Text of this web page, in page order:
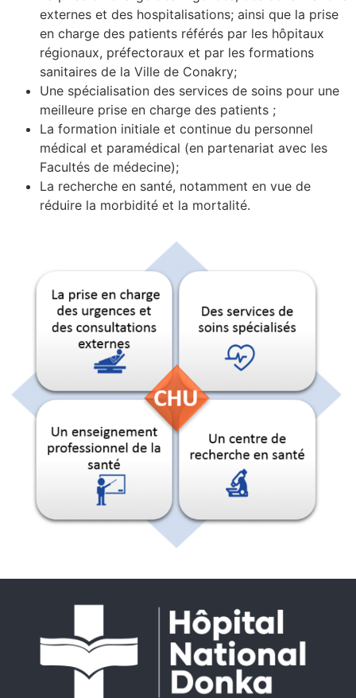
externes et des hospitalisations; ainsi que la prise
en charge des patients référés par les hôpitaux
régionaux, préfectoraux et par les formations
sanitaires de la Ville de Conakry;
Une spécialisation des services de soins pour une
meilleure prise en charge des patients ;
La formation initiale et continue du personnel
médical et paramédical (en partenariat avec les
Facultés de médecine);
La recherche en santé, notamment en vue de
réduire la morbidité et la mortalité.